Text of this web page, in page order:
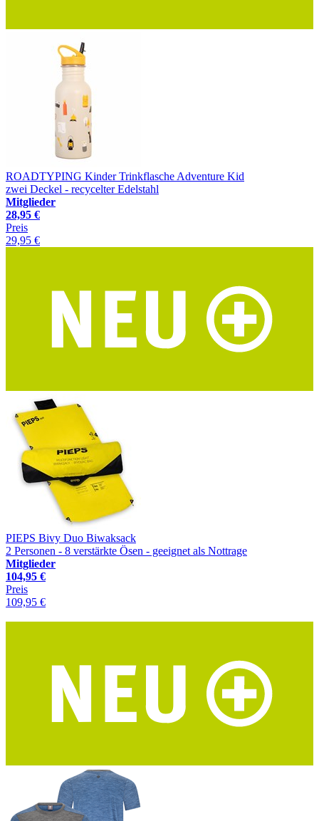
ROADTYPING Kinder Trinkflasche Adventure Kid
zwei Deckel - recycelter Edelstahl
Mitglieder
28,95 €
Preis
29,95 €
PIEPS Bivy Duo Biwaksack
2 Personen - 8 verstärkte Ösen - geeignet als Nottrage
Mitglieder
104,95 €
Preis
109,95 €